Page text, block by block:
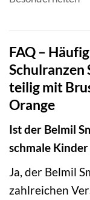
FAQ –
Schulranzen
teilig mit
Orange
Ist der Belmil
schmale
Ja, der Belmil
zahlreichen